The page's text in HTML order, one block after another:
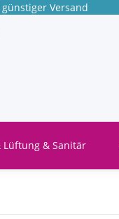
Versand
Lüftung & Sanitär